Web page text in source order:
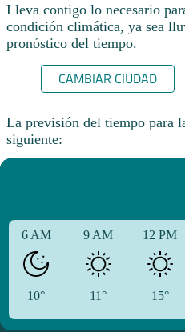
Lleva contigo lo necesario
condición climática, ya sea
pronóstico del tiempo.
CAMBIAR CIUDAD
La previsión del tiempo para
siguiente:
6 AM
10°
9 AM
11°
12 PM
15°